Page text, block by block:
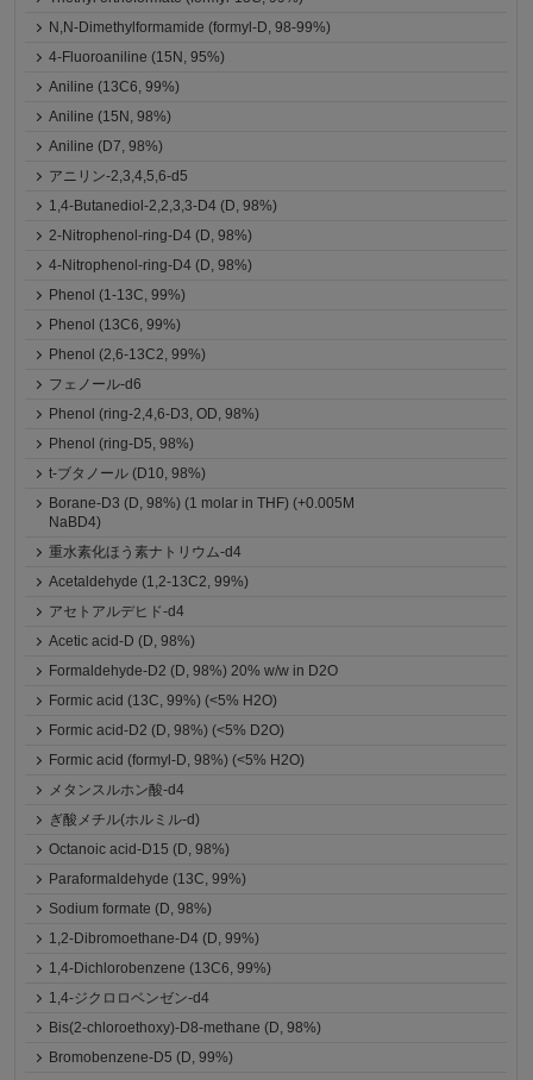
N,N-Dimethylformamide (formyl-D, 98-99%)
4-Fluoroaniline (15N, 95%)
Aniline (13C6, 99%)
Aniline (15N, 98%)
Aniline (D7, 98%)
アニリン-2,3,4,5,6-d5
1,4-Butanediol-2,2,3,3-D4 (D, 98%)
2-Nitrophenol-ring-D4 (D, 98%)
4-Nitrophenol-ring-D4 (D, 98%)
Phenol (1-13C, 99%)
Phenol (13C6, 99%)
Phenol (2,6-13C2, 99%)
フェノール-d6
Phenol (ring-2,4,6-D3, OD, 98%)
Phenol (ring-D5, 98%)
t-ブタノール (D10, 98%)
Borane-D3 (D, 98%) (1 molar in THF) (+0.005M
NaBD4)
重水素化ほう素ナトリウム-d4
Acetaldehyde (1,2-13C2, 99%)
アセトアルデヒド-d4
Acetic acid-D (D, 98%)
Formaldehyde-D2 (D, 98%) 20% w/w in D2O
Formic acid (13C, 99%) (<5% H2O)
Formic acid-D2 (D, 98%) (<5% D2O)
Formic acid (formyl-D, 98%) (<5% H2O)
メタンスルホン酸-d4
ぎ酸メチル(ホルミル-d)
Octanoic acid-D15 (D, 98%)
Paraformaldehyde (13C, 99%)
Sodium formate (D, 98%)
1,2-Dibromoethane-D4 (D, 99%)
1,4-Dichlorobenzene (13C6, 99%)
1,4-ジクロロベンゼン-d4
Bis(2-chloroethoxy)-D8-methane (D, 98%)
Bromobenzene-D5 (D, 99%)